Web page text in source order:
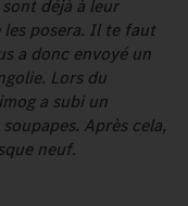
déjà à leur
posera. Il te faut
a donc envoyé un
Lors du
a subi un
Après cela,
neuf.